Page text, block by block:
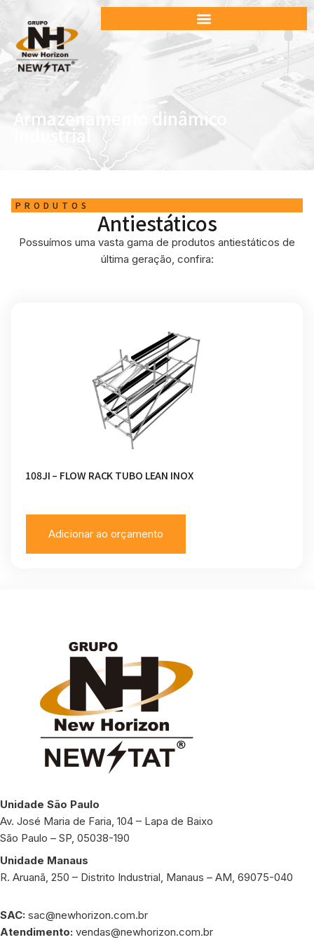
Armazenamento dinâmico
industrial
PRODUTOS
Antiestáticos
Possuímos uma vasta gama de produtos antiestáticos de
última geração, confira:
108JI – FLOW RACK TUBO LEAN INOX
Adicionar ao orçamento
Unidade São Paulo
Av. José Maria de Faria, 104 – Lapa de Baixo
São Paulo – SP, 05038-190
Unidade Manaus
R. Aruanã, 250 – Distrito Industrial, Manaus – AM, 69075-040
SAC: sac@newhorizon.com.br
Atendimento: vendas@newhorizon.com.br